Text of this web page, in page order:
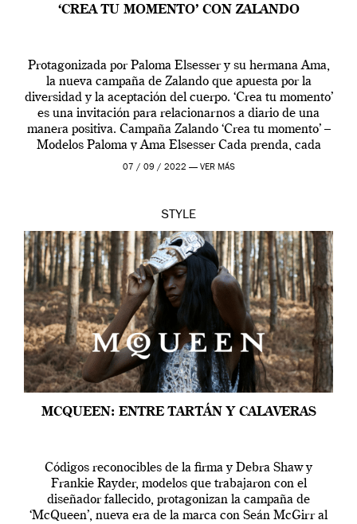
‘CREA TU MOMENTO’ CON ZALANDO
Protagonizada por Paloma Elsesser y su hermana Ama,
la nueva campaña de Zalando que apuesta por la
diversidad y la aceptación del cuerpo. ‘Crea tu momento’
es una invitación para relacionarnos a diario de una
manera positiva. Campaña Zalando ‘Crea tu momento’ –
Modelos Paloma y Ama Elsesser Cada prenda, cada
outfit, cada momento, caracteriza […]
07 / 09 / 2022 — VER MÁS
STYLE
MCQUEEN: ENTRE TARTÁN Y CALAVERAS
Códigos reconocibles de la firma y Debra Shaw y
Frankie Rayder, modelos que trabajaron con el
diseñador fallecido, protagonizan la campaña de
‘McQueen’, nueva era de la marca con Seán McGirr al